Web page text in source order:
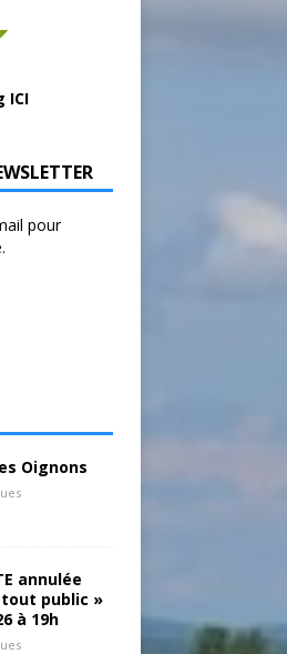
ICI
pour
Oignons
annulée
public »
à 19h